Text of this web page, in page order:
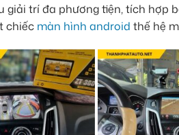
giải trí đa phương tiện, tích hợp
chiếc màn hình android thế hệ